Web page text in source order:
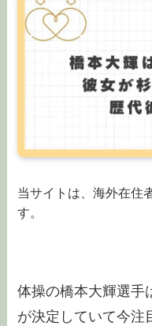
当サイトは、海外在住
す。
体操の橋本大輝選手
が決定していて今注